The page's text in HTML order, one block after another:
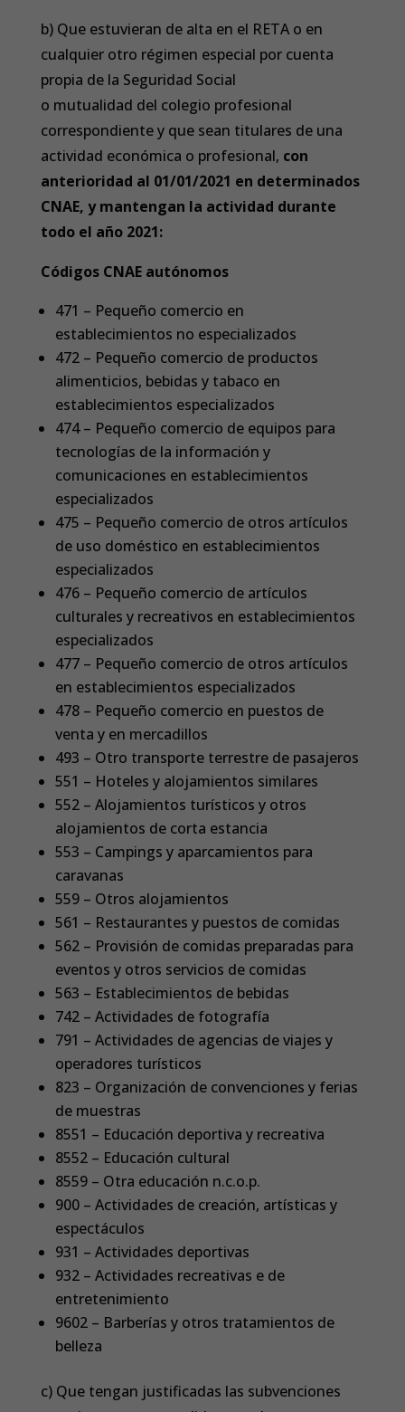
b) Que estuvieran de alta en el RETA o en
cualquier otro régimen especial por cuenta
propia de la Seguridad Social
o mutualidad del colegio profesional
correspondiente y que sean titulares de una
actividad económica o profesional, con
anterioridad al 01/01/2021 en determinados
CNAE, y mantengan la actividad durante
todo el año 2021:
Códigos CNAE autónomos
471 – Pequeño comercio en
establecimientos no especializados
472 – Pequeño comercio de productos
alimenticios, bebidas y tabaco en
establecimientos especializados
474 – Pequeño comercio de equipos para
tecnologías de la información y
comunicaciones en establecimientos
especializados
475 – Pequeño comercio de otros artículos
de uso doméstico en establecimientos
especializados
476 – Pequeño comercio de artículos
culturales y recreativos en establecimientos
especializados
477 – Pequeño comercio de otros artículos
en establecimientos especializados
478 – Pequeño comercio en puestos de
venta y en mercadillos
493 – Otro transporte terrestre de pasajeros
551 – Hoteles y alojamientos similares
552 – Alojamientos turísticos y otros
alojamientos de corta estancia
553 – Campings y aparcamientos para
caravanas
559 – Otros alojamientos
561 – Restaurantes y puestos de comidas
562 – Provisión de comidas preparadas para
eventos y otros servicios de comidas
563 – Establecimientos de bebidas
742 – Actividades de fotografía
791 – Actividades de agencias de viajes y
operadores turísticos
823 – Organización de convenciones y ferias
de muestras
8551 – Educación deportiva y recreativa
8552 – Educación cultural
8559 – Otra educación n.c.o.p.
900 – Actividades de creación, artísticas y
espectáculos
931 – Actividades deportivas
932 – Actividades recreativas e de
entretenimiento
9602 – Barberías y otros tratamientos de
belleza
c) Que tengan justificadas las subvenciones